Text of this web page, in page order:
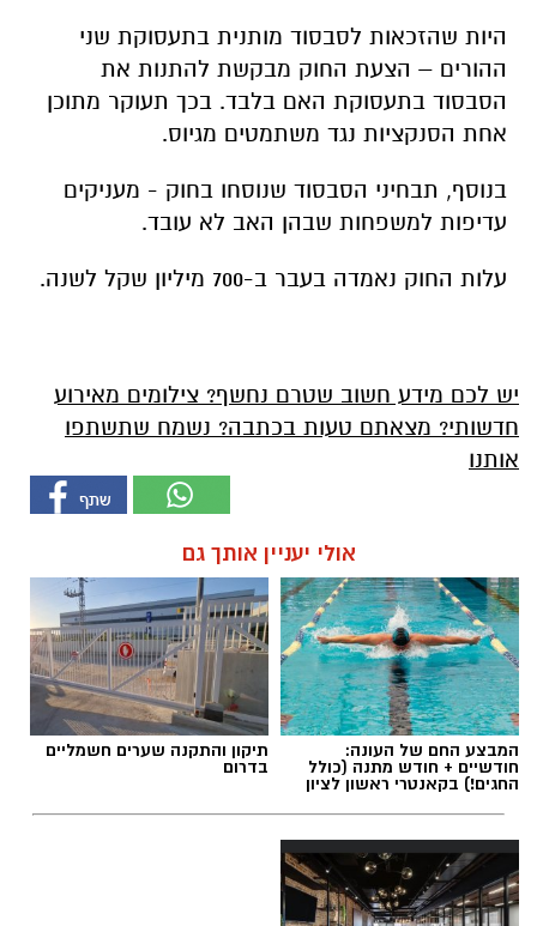
היות שהזכאות לסבסוד מותנית בתעסוקת שני
ההורים – הצעת החוק מבקשת להתנות את
הסבסוד בתעסוקת האם בלבד. בכך תעוקר מתוכן
אחת הסנקציות נגד משתמטים מגיוס.
בנוסף, תבחיני הסבסוד שנוסחו בחוק - מעניקים
עדיפות למשפחות שבהן האב לא עובד.
עלות החוק נאמדה בעבר ב-700 מיליון שקל לשנה.
יש לכם מידע חשוב שטרם נחשף? צילומים מאירוע
חדשותי? מצאתם טעות בכתבה? נשמח שתשתפו
אותנו
אולי יעניין אותך גם
המבצע החם של העונה:
חודשיים + חודש מתנה (כולל
החגים!) בקאנטרי ראשון לציון
תיקון והתקנה שערים חשמליים
בדרום